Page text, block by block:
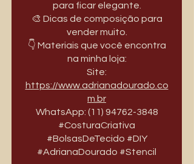
para ficar elegante.
🎨 Dicas de composição para
vender muito.
👇 Materiais que você encontra
na minha loja:
Site:
https://www.adrianadourado.co
m.br
WhatsApp: (11) 94762-3848
#CosturaCriativa
#BolsasDeTecido #DIY
#AdrianaDourado #Stencil